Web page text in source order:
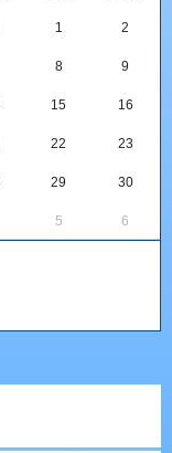
1 2
8 9
15 16
22 23
29 30
5 6